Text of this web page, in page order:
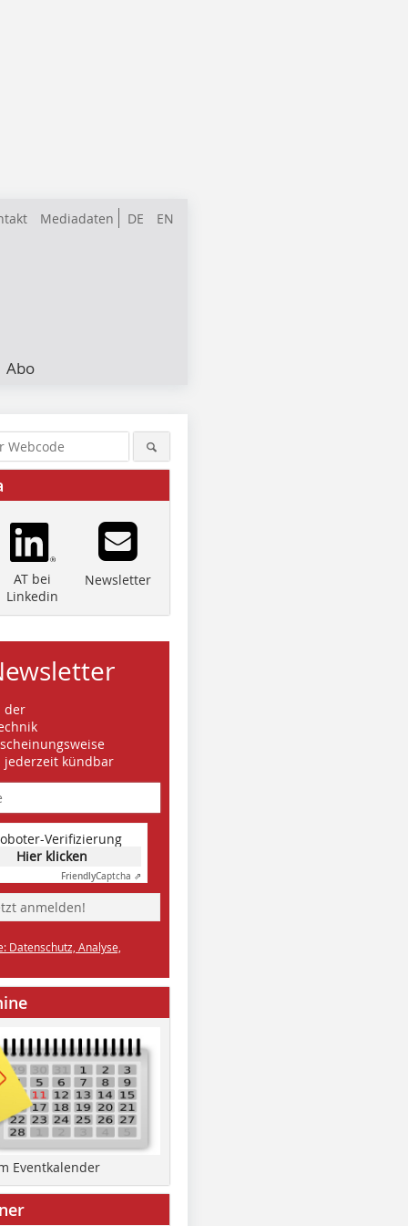
DE EN
Mediadaten
Abo
AT bei
Linkedin
Newsletter
der
jederzeit kündbar
Verifizierung
Hier klicken
FriendlyCaptcha ⇗
anmelden!
Datenschutz, Analyse,
Eventkalender